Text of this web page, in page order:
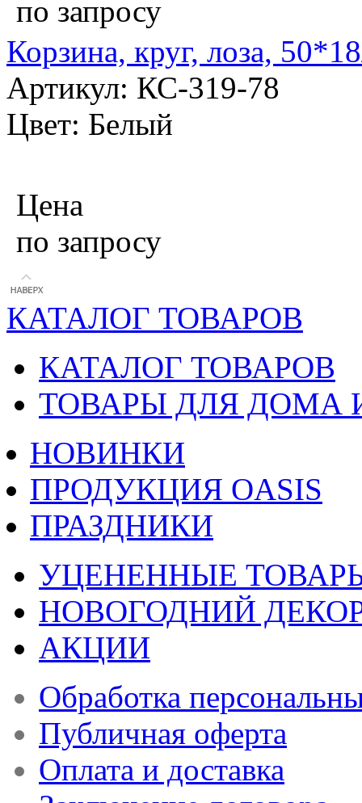
по запросу
Корзина, круг, лоза,
Артикул: КС-319-78
Цвет: Белый
Цена
по запросу
КАТАЛОГ ТОВАРОВ
КАТАЛОГ ТОВАРОВ
ТОВАРЫ ДЛЯ ДОМА
НОВИНКИ
ПРОДУКЦИЯ OASIS
ПРАЗДНИКИ
УЦЕНЕННЫЕ
НОВОГОДНИЙ
АКЦИИ
Обработка
Публичная оферта
Оплата и доставка